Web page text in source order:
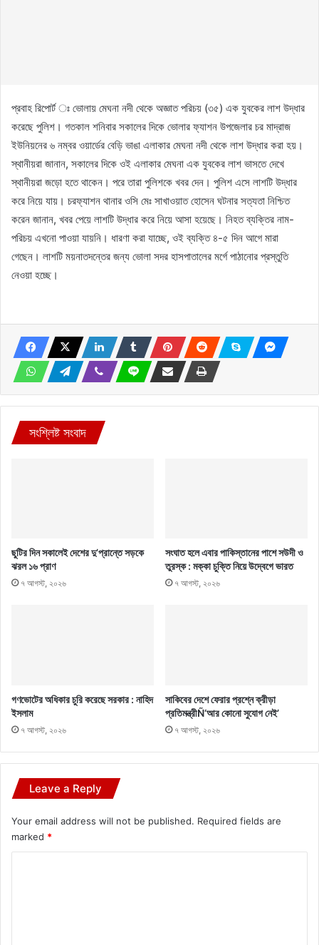
প্রবাহ রিপোর্ট ঃ ভোলায় মেঘনা নদী থেকে অজ্ঞাত পরিচয় (৩৫) এক যুবকের লাশ উদ্ধার
করেছে পুলিশ। গতকাল শনিবার সকালের দিকে ভোলার ফ্যাশন উপজেলার চর মাদ্রাজ
ইউনিয়নের ৬ নম্বর ওয়ার্ডের বেড়ি ভাঙা এলাকার মেঘনা নদী থেকে লাশ উদ্ধার করা হয়।
স্থানীয়রা জানান, সকালের দিকে ওই এলাকার মেঘনা এক যুবকের লাশ ভাসতে দেখে
স্থানীয়রা জড়ো হতে থাকেন। পরে তারা পুলিশকে খবর দেন। পুলিশ এসে লাশটি উদ্ধার
করে নিয়ে যায়। চরফ্যাশন থানার ওসি মেঃ সাখাওয়াত হোসেন ঘটনার সত্যতা নিশ্চিত
করেন জানান, খবর পেয়ে লাশটি উদ্ধার করে নিয়ে আসা হয়েছে। নিহত ব্যক্তির নাম-
পরিচয় এখনো পাওয়া যায়নি। ধারণা করা যাচ্ছে, ওই ব্যক্তি ৪-৫ দিন আগে মারা
গেছেন। লাশটি ময়নাতদন্তের জন্য ভোলা সদর হাসপাতালের মর্গে পাঠানোর প্রস্তুতি
নেওয়া হচ্ছে।
সংশ্লিষ্ট সংবাদ
ছুটির দিন সকালেই দেশের দু’প্রান্তে সড়কে
ঝরল ১৬ প্রাণ
৭ আগস্ট, ২০২৬
সংঘাত হলে এবার পাকিস্তানের পাশে সউদী ও
তুরস্ক : মক্কা চুক্তি নিয়ে উদ্বেগে ভারত
৭ আগস্ট, ২০২৬
গণভোটের অধিকার চুরি করেছে সরকার : নাহিদ
ইসলাম
৭ আগস্ট, ২০২৬
সাকিবের দেশে ফেরার প্রশ্নে ক্রীড়া
প্রতিমন্ত্রীÑ‘আর কোনো সুযোগ নেই’
৭ আগস্ট, ২০২৬
Leave a Reply
Your email address will not be published. Required fields are
marked *